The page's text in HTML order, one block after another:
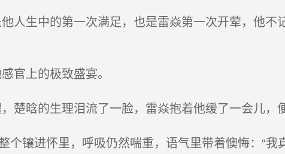
人生中的第一次满足，也是雷焱第一次开荤，他不
官上的极致盛宴。
晗的生理泪流了一脸，雷焱抱着他缓了一会儿，
镶进怀里，呼吸仍然喘重，语气里带着懊悔：“我